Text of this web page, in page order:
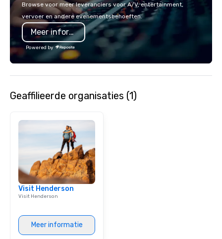
you to create a truly
any event. Enjoy our
experience that sets
Browse voor meer leveranciers voor A/V, entertainment,
vervoer en andere evenementsbehoeften.
Meer informatie
Powered by
Geaffilieerde organisaties (1)
Visit Henderson
Visit Henderson
Meer informatie